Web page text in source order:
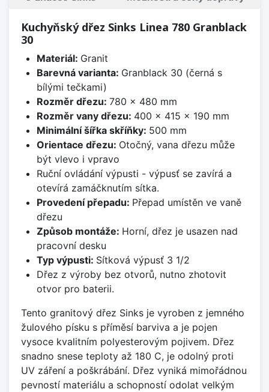
Kuchyňský dřez Sinks Linea 780 Granblack
30
Materiál: Granit
Barevná varianta: Granblack 30 (černá s
bílými tečkami)
Rozměr dřezu: 780 x 480 mm
Rozměr vany dřezu: 400 x 415 x 190 mm
Minimální šířka skříňky: 500 mm
Orientace dřezu: Otočný, vana dřezu může
být vlevo i vpravo
Ruční ovládání výpusti - výpusť se zavírá a
otevírá zamáčknutím sítka.
Provedení přepadu: Přepad umístěn ve vaně
dřezu
Způsob montáže: Horní, dřez je usazen nad
pracovní desku
Typ výpusti: Sítková výpusť 3 1/2
Dřez z výroby bez otvorů, nutno zhotovit
otvor pro baterii.
Tento granitový dřez Sinks je vyroben z jemného
žulového písku s příměsí barviva a je pojen
vysoce kvalitním polyesterovým pojivem. Dřez
snadno snese teploty až 180 C, je odolný proti
UV záření a poškrábání. Dřez vyniká mimořádnou
pevností materiálu a schopností odolat velkým